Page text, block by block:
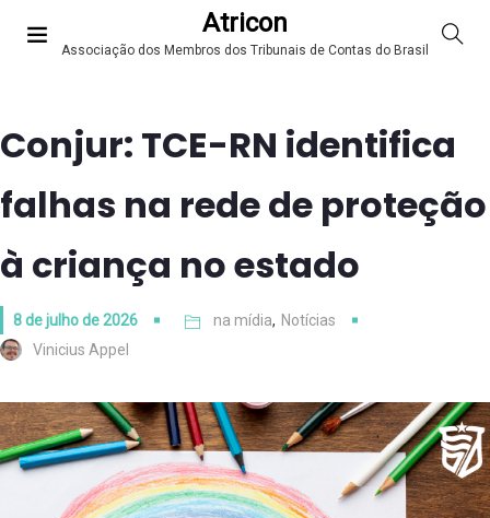
Atricon
Associação dos Membros dos Tribunais de Contas do Brasil
Conjur: TCE-RN identifica
falhas na rede de proteção
à criança no estado
8 de julho de 2026 na mídia, Notícias
Vinicius Appel